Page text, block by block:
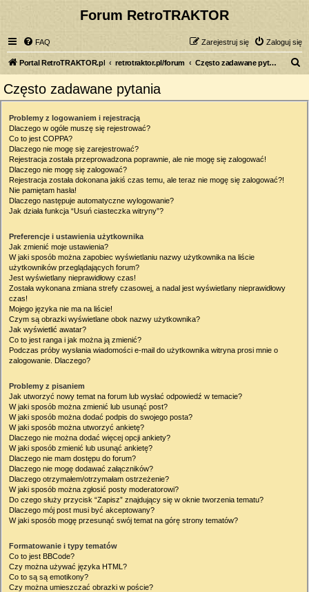
Forum RetroTRAKTOR
FAQ Zaloguj się
Zarejestruj się
Portal RetroTRAKTOR.pl retrotraktor.pl/forum Często zadawane pytania
Często zadawane pytania
Problemy z logowaniem i rejestracją
Dlaczego w ogóle muszę się rejestrować?
Co to jest COPPA?
Dlaczego nie mogę się zarejestrować?
Rejestracja została przeprowadzona poprawnie, ale nie mogę się zalogować!
Dlaczego nie mogę się zalogować?
Rejestracja została dokonana jakiś czas temu, ale teraz nie mogę się zalogować?!
Nie pamiętam hasła!
Dlaczego następuje automatyczne wylogowanie?
Jak działa funkcja “Usuń ciasteczka witryny”?
Preferencje i ustawienia użytkownika
Jak zmienić moje ustawienia?
W jaki sposób można zapobiec wyświetlaniu nazwy użytkownika na liście
użytkowników przeglądających forum?
Jest wyświetlany nieprawidłowy czas!
Została wykonana zmiana strefy czasowej, a nadal jest wyświetlany nieprawidłowy
czas!
Mojego języka nie ma na liście!
Czym są obrazki wyświetlane obok nazwy użytkownika?
Jak wyświetlić awatar?
Co to jest ranga i jak można ją zmienić?
Podczas próby wysłania wiadomości e-mail do użytkownika witryna prosi mnie o
zalogowanie. Dlaczego?
Problemy z pisaniem
Jak utworzyć nowy temat na forum lub wysłać odpowiedź w temacie?
W jaki sposób można zmienić lub usunąć post?
W jaki sposób można dodać podpis do swojego posta?
W jaki sposób można utworzyć ankietę?
Dlaczego nie można dodać więcej opcji ankiety?
W jaki sposób zmienić lub usunąć ankietę?
Dlaczego nie mam dostępu do forum?
Dlaczego nie mogę dodawać załączników?
Dlaczego otrzymałem/otrzymałam ostrzeżenie?
W jaki sposób można zgłosić posty moderatorowi?
Do czego służy przycisk “Zapisz” znajdujący się w oknie tworzenia tematu?
Dlaczego mój post musi być akceptowany?
W jaki sposób mogę przesunąć swój temat na górę strony tematów?
Formatowanie i typy tematów
Co to jest BBCode?
Czy można używać języka HTML?
Co to są są emotikony?
Czy można umieszczać obrazki w poście?